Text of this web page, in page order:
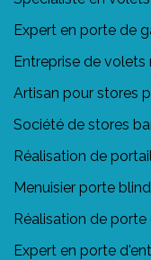
Expert en porte de
Entreprise de volets
Artisan pour stores
Société de stores
Réalisation de
Menuisier porte
Réalisation de porte
Expert en porte